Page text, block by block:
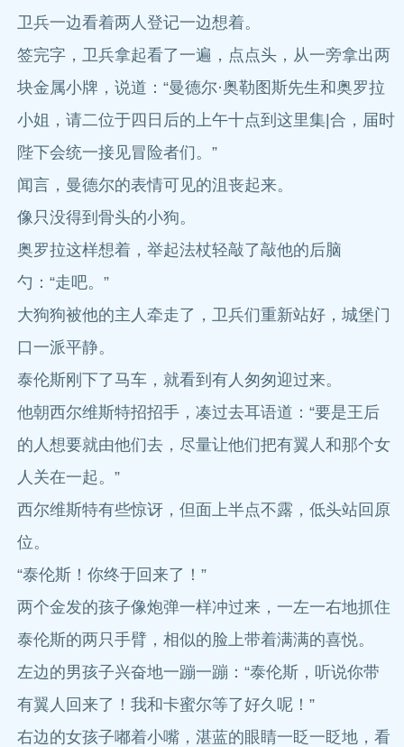
卫兵一边看着两人登记一边想着。
签完字，卫兵拿起看了一遍，点点头，从一旁拿出两
块金属小牌，说道：“曼德尔·奥勒图斯先生和奥罗拉
小姐，请二位于四日后的上午十点到这里集|合，届时
陛下会统一接见冒险者们。”
闻言，曼德尔的表情可见的沮丧起来。
像只没得到骨头的小狗。
奥罗拉这样想着，举起法杖轻敲了敲他的后脑
勺：“走吧。”
大狗狗被他的主人牵走了，卫兵们重新站好，城堡门
口一派平静。
泰伦斯刚下了马车，就看到有人匆匆迎过来。
他朝西尔维斯特招招手，凑过去耳语道：“要是王后
的人想要就由他们去，尽量让他们把有翼人和那个女
人关在一起。”
西尔维斯特有些惊讶，但面上半点不露，低头站回原
位。
“泰伦斯！你终于回来了！”
两个金发的孩子像炮弹一样冲过来，一左一右地抓住
泰伦斯的两只手臂，相似的脸上带着满满的喜悦。
左边的男孩子兴奋地一蹦一蹦：“泰伦斯，听说你带
有翼人回来了！我和卡蜜尔等了好久呢！”
右边的女孩子嘟着小嘴，湛蓝的眼睛一眨一眨地，看